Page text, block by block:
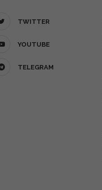
TWITTER
YOUTUBE
TELEGRAM